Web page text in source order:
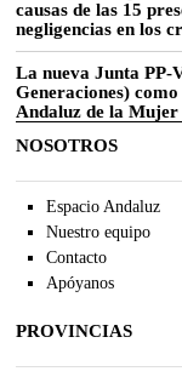
causas de las 15
negligencias en los
La nueva Junta PP-
Generaciones)
Andaluz de la Mujer
NOSOTROS
Espacio Andaluz
Nuestro equipo
Contacto
Apóyanos
PROVINCIAS